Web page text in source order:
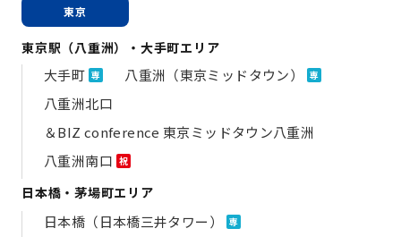
東京
東京駅（八重洲）・大手町エリア
大手町 専 八重洲（東京ミッドタウン） 専
八重洲北口
＆BIZ conference 東京ミッドタウン八重洲
八重洲南口 祝
日本橋・茅場町エリア
日本橋（日本橋三井タワー） 専